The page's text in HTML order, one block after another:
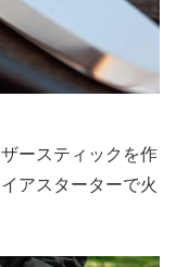
ースティックを作
アスターターで火